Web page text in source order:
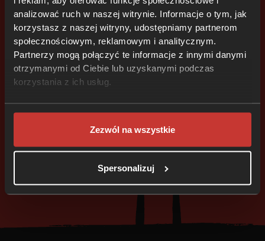
analizować ruch w naszej witrynie. Informacje o tym, jak
korzystasz z naszej witryny, udostępniamy partnerom
społecznościowym, reklamowym i analitycznym.
Partnerzy mogą połączyć te informacje z innymi danymi
otrzymanymi od Ciebie lub uzyskanymi podczas
korzystania z ich usług.
Zezwól na wszystkie
Spersonalizuj